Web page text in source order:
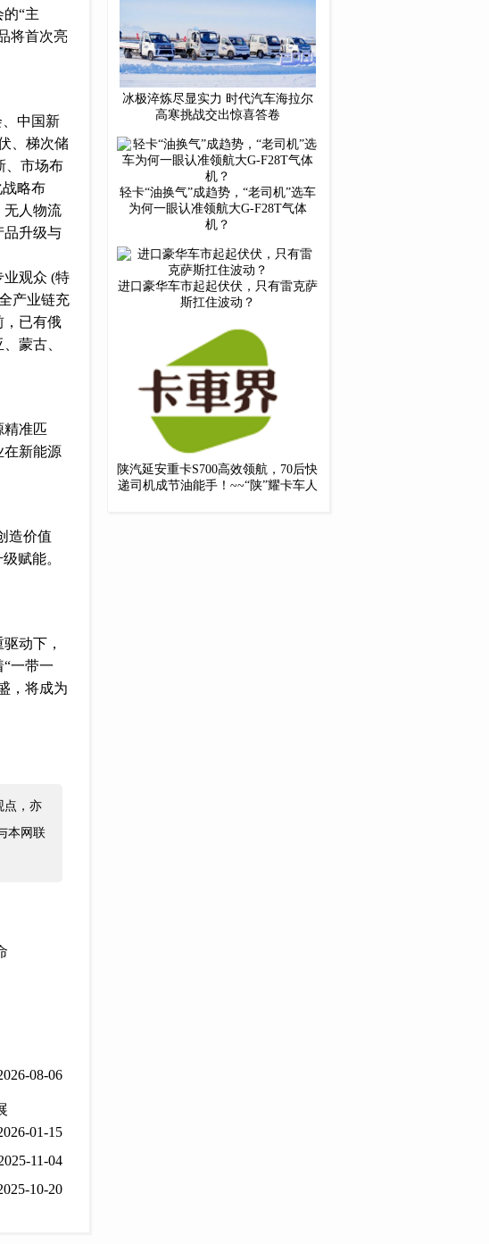
“主
将首次亮
中国新
、梯次储
、市场布
略布
无人物流
品升级与
业观众 (特
产业链充
，已有俄
蒙古、
精准匹
在新能源
造价值
赋能。
动下，
一带一
，将成为
点，亦
本网联
08-06
01-15
11-04
10-20
冰极淬炼尽显实力 时代汽车海拉尔
高寒挑战交出惊喜答卷
轻卡“油换气”成趋势，“老司机”选车
为何一眼认准领航大G-F28T气体
机？
进口豪华车市起起伏伏，只有雷克萨
斯扛住波动？
陕汽延安重卡S700高效领航，70后快
递司机成节油能手！~~“陕”耀卡车人